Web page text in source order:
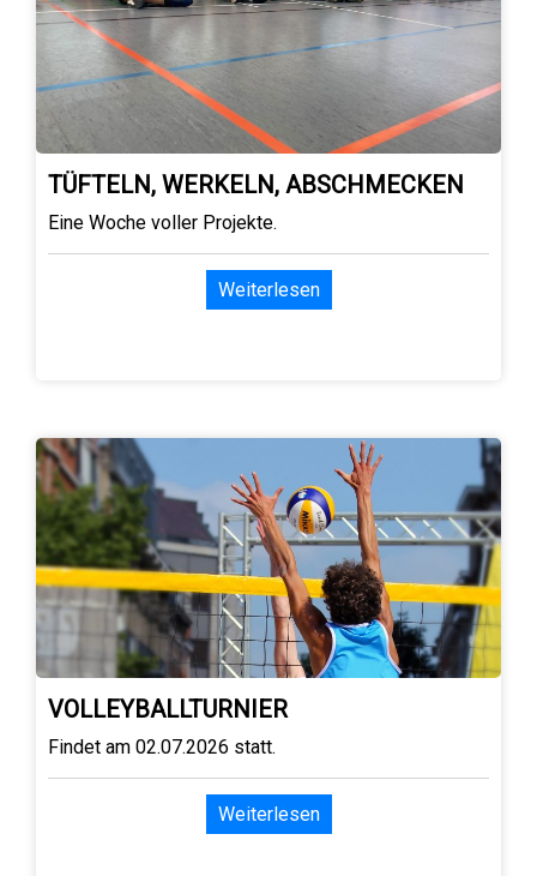
TÜFTELN, WERKELN, ABSCHMECKEN
Eine Woche voller Projekte.
Weiterlesen
VOLLEYBALLTURNIER
Findet am 02.07.2026 statt.
Weiterlesen